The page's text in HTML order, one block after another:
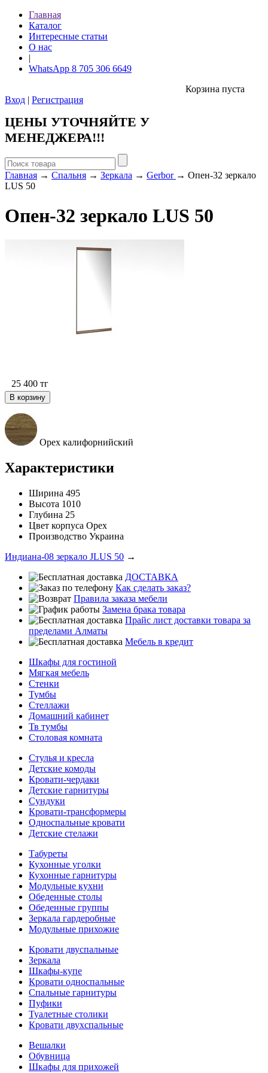
Главная
Каталог
Интересные статьи
О нас
|
WhatsApp 8 705 306 6649
Корзина пуста
Вход | Регистрация
ЦЕНЫ УТОЧНЯЙТЕ У
МЕНЕДЖЕРА!!!
Главная → Спальня → Зеркала → Gerbor → Опен-32 зеркало
LUS 50
Опен-32 зеркало LUS 50
25 400 тг
В корзину
Орех калифорнийский
Характеристики
Ширина 495
Высота 1010
Глубина 25
Цвет корпуса Орех
Производство Украина
Индиана-08 зеркало JLUS 50 →
ДОСТАВКА
Как сделать заказ?
Правила заказа мебели
Замена брака товара
Прайс лист доставки товара за
пределами Алматы
Мебель в кредит
Шкафы для гостиной
Мягкая мебель
Стенки
Тумбы
Стеллажи
Домашний кабинет
Тв тумбы
Столовая комната
Стулья и кресла
Детские комоды
Кровати-чердаки
Детские гарнитуры
Сундуки
Кровати-трансформеры
Односпальные кровати
Детские стелажи
Табуреты
Кухонные уголки
Кухонные гарнитуры
Модульные кухни
Обеденные столы
Обеденные группы
Зеркала гардеробные
Модульные прихожие
Кровати двуспальные
Зеркала
Шкафы-купе
Кровати односпальные
Спальные гарнитуры
Пуфики
Туалетные столики
Кровати двухспальные
Вешалки
Обувница
Шкафы для прихожей